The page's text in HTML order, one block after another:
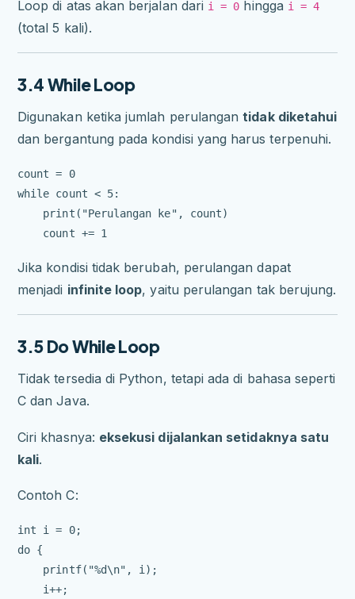
Loop di atas akan berjalan dari i = 0 hingga i = 4
(total 5 kali).
3.4 While Loop
Digunakan ketika jumlah perulangantidak diketahui
dan bergantung pada kondisi yang harus terpenuhi.
count = 0
while count < 5:
    print("Perulangan ke", count)
Jika kondisi tidak berubah, perulangan dapat
menjadi infinite loop, yaitu perulangan tak berujung.
3.5 Do While Loop
Tidak tersedia di Python, tetapi ada di bahasa seperti
C dan Java.
Ciri khasnya: eksekusi dijalankan setidaknya satu
kali.
Contoh C:
int i = 0;
do {
    printf("%d\n", i);
    i++;